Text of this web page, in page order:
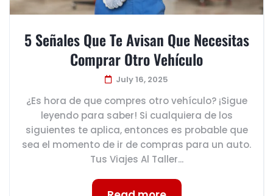
5 Señales Que Te Avisan Que Necesitas
Comprar Otro Vehículo
July 16, 2025
¿Es hora de que compres otro vehículo? ¡Sigue
leyendo para saber! Si cualquiera de los
siguientes te aplica, entonces es probable que
sea el momento de ir de compras para un auto.
Tus Viajes Al Taller...